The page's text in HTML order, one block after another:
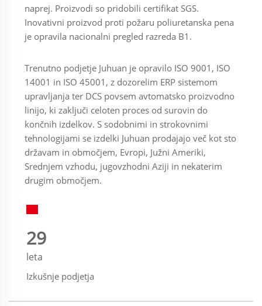
naprej. Proizvodi so pridobili certifikat SGS.
Inovativni proizvod proti požaru poliuretanska pena
je opravila nacionalni pregled razreda B1.
Trenutno podjetje Juhuan je opravilo ISO 9001, ISO
14001 in ISO 45001, z dozorelim ERP sistemom
upravljanja ter DCS povsem avtomatsko proizvodno
linijo, ki zaključi celoten proces od surovin do
končnih izdelkov. S sodobnimi in strokovnimi
tehnologijami se izdelki Juhuan prodajajo več kot sto
državam in območjem, Evropi, Južni Ameriki,
Srednjem vzhodu, jugovzhodni Aziji in nekaterim
drugim območjem.
30
leta
Izkušnje podjetja